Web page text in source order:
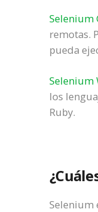
Selenium
remotas.
pueda
Selenium
los
Ruby.
Selenium